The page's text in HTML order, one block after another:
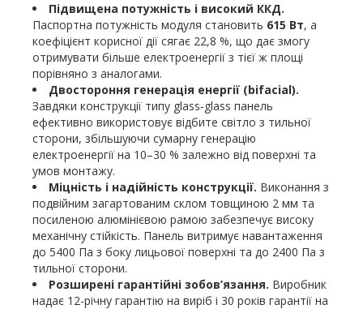
Підвищена потужність і високий ККД.
Паспортна потужність модуля становить 615 Вт, а
коефіцієнт корисної дії сягає 22,8 %, що дає змогу
отримувати більше електроенергії з тієї ж площі
порівняно з аналогами.
Двостороння генерація енергії (bifacial).
Завдяки конструкції типу glass-glass панель
ефективно використовує відбите світло з тильної
сторони, збільшуючи сумарну генерацію
електроенергії на 10–30 % залежно від поверхні та
умов монтажу.
Міцність і надійність конструкції. Виконання з
подвійним загартованим склом товщиною 2 мм та
посиленою алюмінієвою рамою забезпечує високу
механічну стійкість. Панель витримує навантаження
до 5400 Па з боку лицьової поверхні та до 2400 Па з
тильної сторони.
Розширені гарантійні зобов’язання. Виробник
надає 12-річну гарантію на виріб і 30 років гарантії на